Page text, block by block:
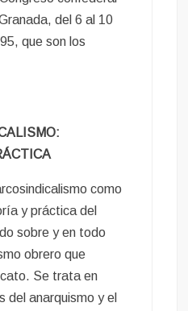
del 6 al 10
que son los
como
y práctica del
sobre y en todo
obrero que
Se trata en
del anarquismo y el